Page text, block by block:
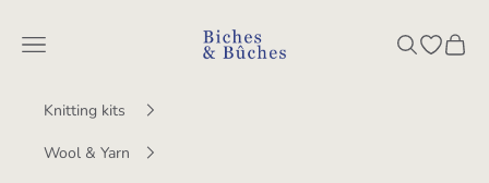
BichesetBuches
Navigation menu SearchOpen
Cart
Knitting kits
Wool & Yarn